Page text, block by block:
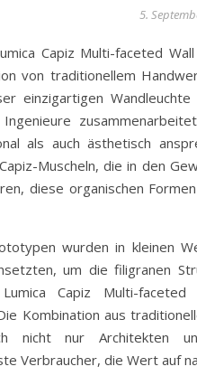
5.
Capiz Multi-faceted
von traditionellem
einzigartigen
als auch ästhetisch
Muscheln, die in den
diese organischen
wurden in kleinen
um die filigranen
Capiz Multi-
Kombination aus
nicht nur Architekten
Verbraucher, die Wert auf